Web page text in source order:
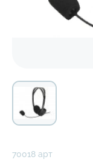
70018 арт